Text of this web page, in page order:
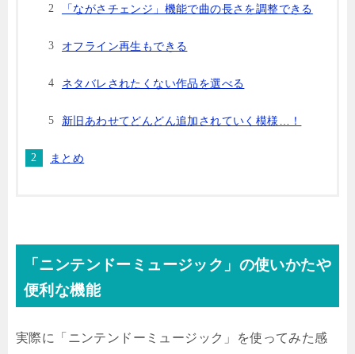
「ながさチェンジ」機能で曲の長さを調整できる
オフライン再生もできる
ネタバレされたくない作品を選べる
新旧あわせてどんどん追加されていく模様…！
まとめ
「ニンテンドーミュージック」の使いかたや
便利な機能
実際に「ニンテンドーミュージック」を使ってみた感